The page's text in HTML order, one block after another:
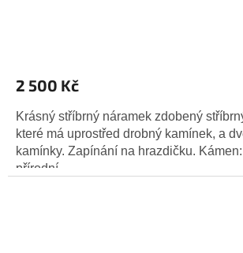
2 500 Kč
Krásný stříbrný náramek zdobený
které má uprostřed drobný kamínek, a
kamínky. Zapínání na hrazdičku.
přírodní...